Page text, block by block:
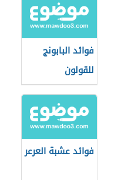
فوائد البابونج
للقولون
فوائد عشبة العرعر